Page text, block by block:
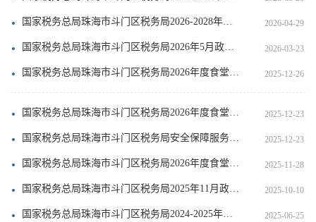
国家税务总局珠海市斗门区税务局2026-2028年度物业管理服务采购项目招标公告 2026-04-29
国家税务总局珠海市斗门区税务局2026年5月政府采购意向公告 2026-03-23
国家税务总局珠海市斗门区税务局2026年度食堂食材配送服务项目合同书 2025-12-26
国家税务总局珠海市斗门区税务局2026年度食堂食材配送服务项目中标结果公告 2025-12-23
国家税务总局珠海市斗门区税务局安全保障服务项目合同书（续签） 2025-12-23
国家税务总局珠海市斗门区税务局2026年度食堂食材配送服务项目招标公告 2025-11-28
国家税务总局珠海市斗门区税务局2025年11月政府采购意向公告 2025-10-10
国家税务总局珠海市斗门区税务局2024-2025年后勤综合服务采购项目合同（续签） 2025-06-25